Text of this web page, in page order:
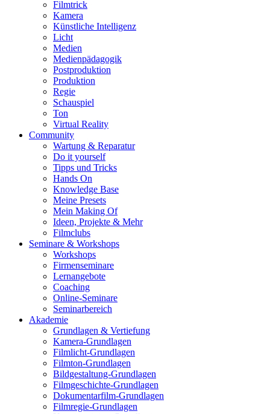
Filmtrick
Kamera
Künstliche Intelligenz
Licht
Medien
Medienpädagogik
Postproduktion
Produktion
Regie
Schauspiel
Ton
Virtual Reality
Community
Wartung & Reparatur
Do it yourself
Tipps und Tricks
Hands On
Knowledge Base
Meine Presets
Mein Making Of
Ideen, Projekte & Mehr
Filmclubs
Seminare & Workshops
Workshops
Firmenseminare
Lernangebote
Coaching
Online-Seminare
Seminarbereich
Akademie
Grundlagen & Vertiefung
Kamera-Grundlagen
Filmlicht-Grundlagen
Filmton-Grundlagen
Bildgestaltung-Grundlagen
Filmgeschichte-Grundlagen
Dokumentarfilm-Grundlagen
Filmregie-Grundlagen